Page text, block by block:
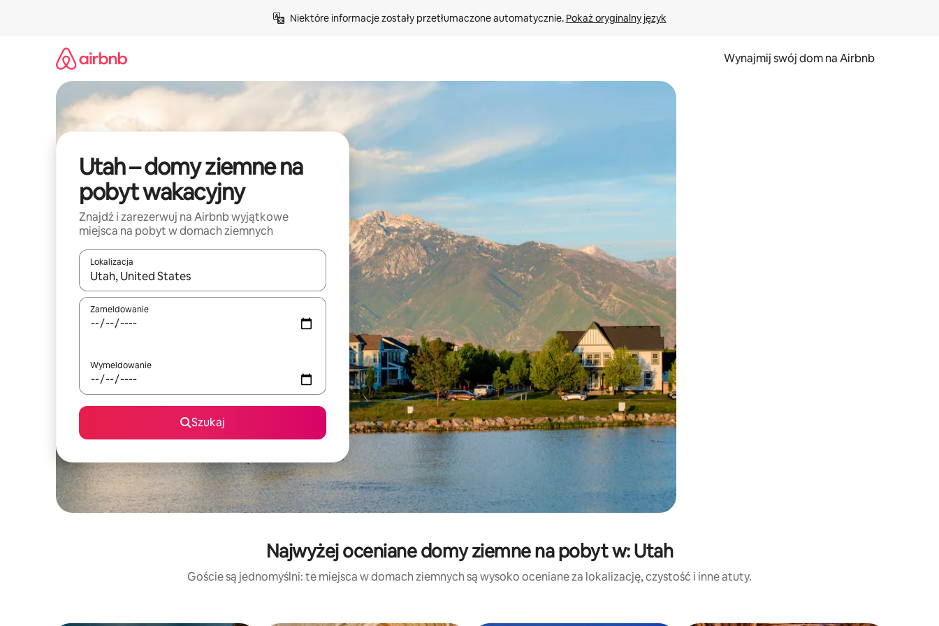
Niektóre informacje zostały przetłumaczone automatycznie. Pokaż oryginalny język
Wynajmij swój dom na Airbnb
Utah – domy ziemne na
pobyt wakacyjny
Znajdź i zarezerwuj na Airbnb wyjątkowe
miejsca na pobyt w domach ziemnych
Lokalizacja
Gdy wyniki będą dostępne, możesz poruszać się po nich za pomocą klawiszy strzałek w górę i w dół lub przeglądać je za pomocą gestów dotykowych lub przesuwania.
Zameldowanie
Wymeldowanie
Szukaj
Najwyżej oceniane domy ziemne na pobyt w: Utah
Goście są jednomyślni: te miejsca w domach ziemnych są wysoko oceniane za lokalizację, czystość i inne atuty.